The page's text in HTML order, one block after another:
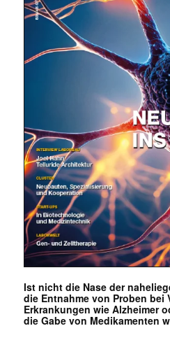
Ist nicht die Nase der
die Entnahme von Proben bei
Erkrankungen wie Alzheimer
die Gabe von Medikamenten